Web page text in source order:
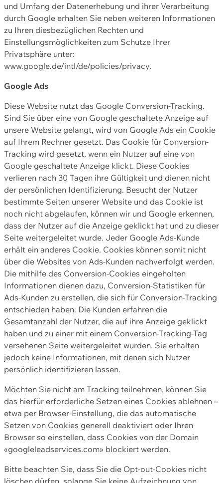
und Umfang der Datenerhebung und ihrer Verarbeitung
durch Google erhalten Sie neben weiteren Informationen
zu Ihren diesbezüglichen Rechten und
Einstellungsmöglichkeiten zum Schutze Ihrer
Privatsphäre unter:
www.google.de/intl/de/policies/privacy.
Google Ads
Diese Website nutzt das Google Conversion-Tracking.
Sind Sie über eine von Google geschaltete Anzeige auf
unsere Website gelangt, wird von Google Ads ein Cookie
auf Ihrem Rechner gesetzt. Das Cookie für Conversion-
Tracking wird gesetzt, wenn ein Nutzer auf eine von
Google geschaltete Anzeige klickt. Diese Cookies
verlieren nach 30 Tagen ihre Gültigkeit und dienen nicht
der persönlichen Identifizierung. Besucht der Nutzer
bestimmte Seiten unserer Website und das Cookie ist
noch nicht abgelaufen, können wir und Google erkennen,
dass der Nutzer auf die Anzeige geklickt hat und zu dieser
Seite weitergeleitet wurde. Jeder Google Ads-Kunde
erhält ein anderes Cookie. Cookies können somit nicht
über die Websites von Ads-Kunden nachverfolgt werden.
Die mithilfe des Conversion-Cookies eingeholten
Informationen dienen dazu, Conversion-Statistiken für
Ads-Kunden zu erstellen, die sich für Conversion-Tracking
entschieden haben. Die Kunden erfahren die
Gesamtanzahl der Nutzer, die auf ihre Anzeige geklickt
haben und zu einer mit einem Conversion-Tracking-Tag
versehenen Seite weitergeleitet wurden. Sie erhalten
jedoch keine Informationen, mit denen sich Nutzer
persönlich identifizieren lassen.
Möchten Sie nicht am Tracking teilnehmen, können Sie
das hierfür erforderliche Setzen eines Cookies ablehnen –
etwa per Browser-Einstellung, die das automatische
Setzen von Cookies generell deaktiviert oder Ihren
Browser so einstellen, dass Cookies von der Domain
«googleleadservices.com» blockiert werden.
Bitte beachten Sie, dass Sie die Opt-out-Cookies nicht